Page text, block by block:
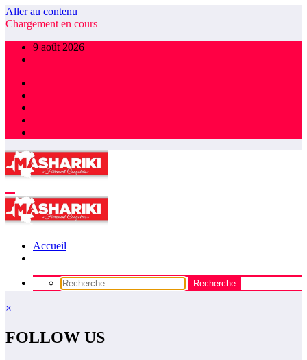
Aller au contenu
Chargement en cours
9 août 2026
Accueil
×
FOLLOW US